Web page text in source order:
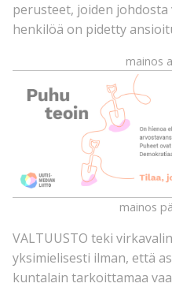
perusteet, joiden johdosta
henkilöä on pidetty
mainos
mainos
VALTUUSTO teki
yksimielisesti ilman, että
kuntalain tarkoittamaa